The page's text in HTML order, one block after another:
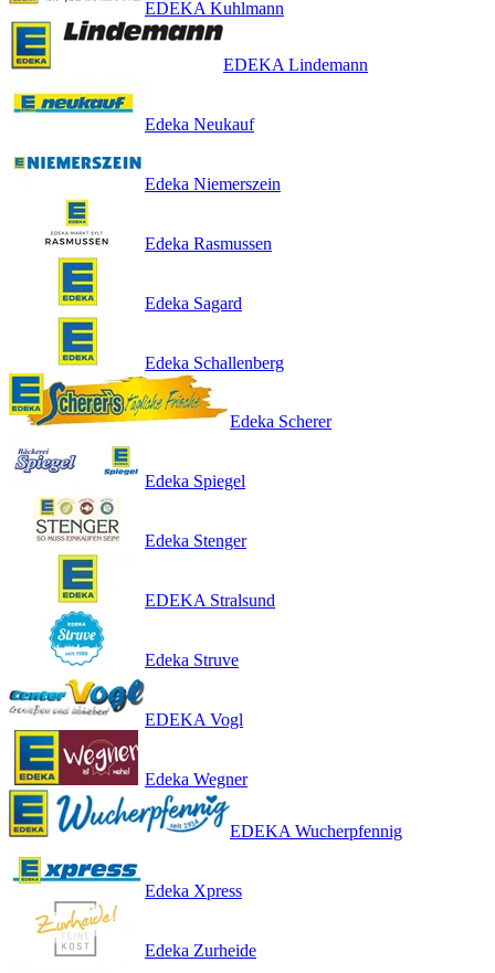
EDEKA Kuhlmann
EDEKA Lindemann
Edeka Neukauf
Edeka Niemerszein
Edeka Rasmussen
Edeka Sagard
Edeka Schallenberg
Edeka Scherer
Edeka Spiegel
Edeka Stenger
EDEKA Stralsund
Edeka Struve
EDEKA Vogl
Edeka Wegner
EDEKA Wucherpfennig
Edeka Xpress
Edeka Zurheide